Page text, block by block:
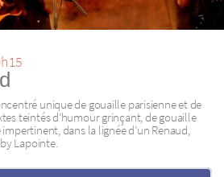
unique de gouaille parisienne et de
teintés d’humour grinçant, de gouaille
dans la lignée d’un Renaud,
Lapointe.